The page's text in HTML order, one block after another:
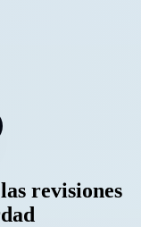
revisiones